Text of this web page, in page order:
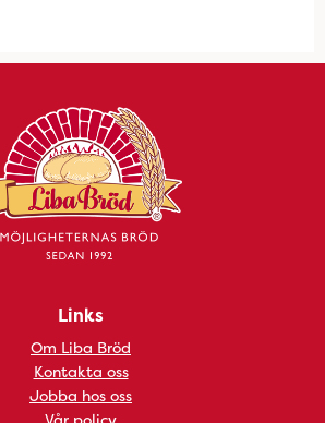
Links
Om Liba Bröd
Kontakta oss
Jobba hos oss